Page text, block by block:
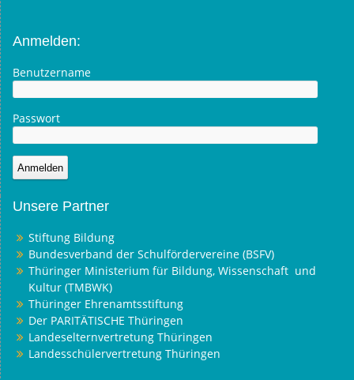
Anmelden:
Benutzername
Passwort
Unsere Partner
Stiftung Bildung
Bundesverband der Schulfördervereine (BSFV)
Thüringer Ministerium für Bildung, Wissenschaft und
Kultur (TMBWK)
Thüringer Ehrenamtsstiftung
Der PARITÄTISCHE Thüringen
Landeselternvertretung Thüringen
Landesschülervertretung Thüringen